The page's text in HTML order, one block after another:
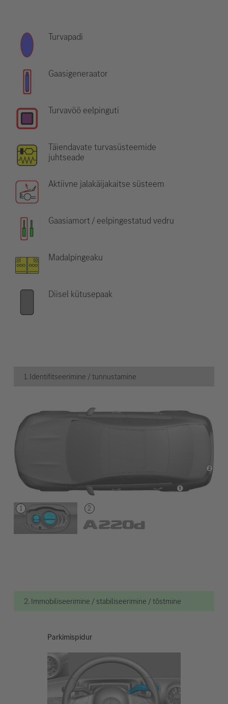
Turvapadi
Gaasigeneraator
Turvavöö eelpinguti
Täiendavate turvasüsteemide
juhtseade
Aktiivne jalakäijakaitse süsteem
Gaasiamort / eelpingestatud vedru
Madalpingeaku
Diisel kütusepaak
1. Identifitseerimine / tunnustamine
2. Immobiliseerimine / stabiliseerimine / tõstmine
Parkimispidur